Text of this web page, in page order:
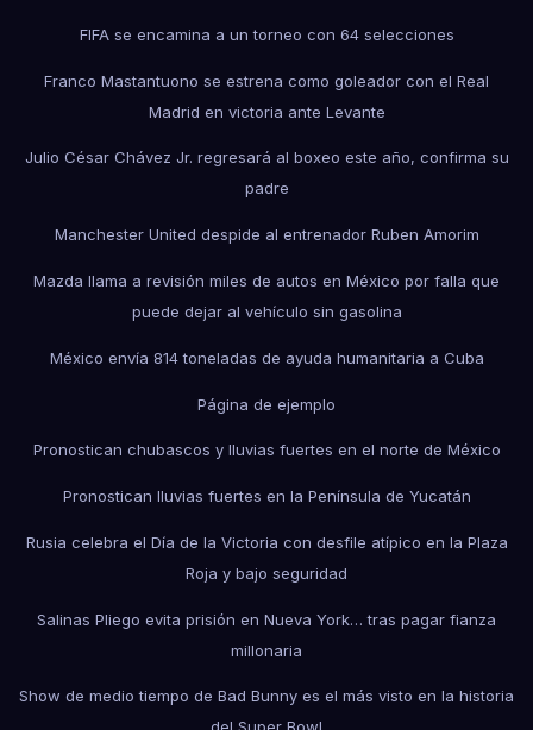
FIFA se encamina a un torneo con 64 selecciones
Franco Mastantuono se estrena como goleador con el Real
Madrid en victoria ante Levante
Julio César Chávez Jr. regresará al boxeo este año, confirma su
padre
Manchester United despide al entrenador Ruben Amorim
Mazda llama a revisión miles de autos en México por falla que
puede dejar al vehículo sin gasolina
México envía 814 toneladas de ayuda humanitaria a Cuba
Página de ejemplo
Pronostican chubascos y lluvias fuertes en el norte de México
Pronostican lluvias fuertes en la Península de Yucatán
Rusia celebra el Día de la Victoria con desfile atípico en la Plaza
Roja y bajo seguridad
Salinas Pliego evita prisión en Nueva York… tras pagar fianza
millonaria
Show de medio tiempo de Bad Bunny es el más visto en la historia